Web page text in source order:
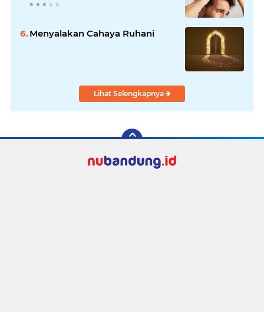
Menyalakan Cahaya Ruhani
Lihat Selengkapnya